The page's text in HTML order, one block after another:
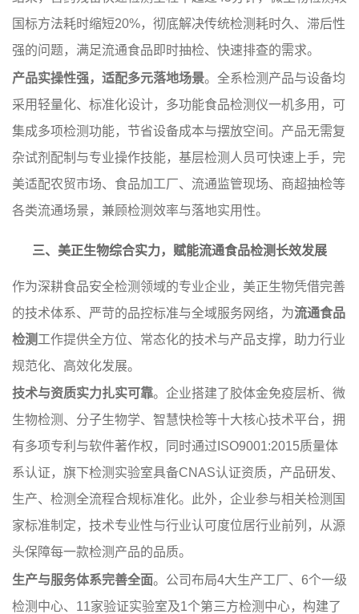
国标方法耗时缩短20%，彻底解决传统检测耗时久、滞后性
强的问题，满足流通食品即时抽检、快速排查的需求。
产品实操性强，适配多元落地场景。全系检测产品与设备均
采用轻量化、标准化设计，多功能食品检测仪一机多用，可
集成多项检测功能，节省设备成本与摆放空间。产品无需复
杂试剂配制与专业操作技能，基层检测人员可快速上手，完
美适配农贸市场、食品加工厂、流通监管现场、商超抽检等
各类流通场景，兼顾检测效率与落地实用性。
三、美正生物综合实力，赋能流通食品检测长效发展
作为深耕食品安全检测领域的专业企业，美正生物凭借完善
的技术体系、严苛的品控标准与全域服务网络，为流通食品
检测工作提供全方位、常态化的技术与产品支撑，助力行业
规范化、高效化发展。
技术与资质实力扎实可靠。企业搭建了胶体金免疫层析、微
生物检测、分子生物学、智慧快检等十大核心技术平台，拥
有多项专利与软件著作权，同时通过ISO9001:2015质量体
系认证，旗下检测实验室具备CNAS认证资质，产品研发、
生产、检测全流程合规标准化。此外，企业参与相关检测国
家标准制定，技术专业性与行业认可度位居行业前列，从源
头保障每一款检测产品的品质。
生产与服务体系完善全面。公司布局4大生产工厂、6个一级
检测中心、11家验证实验室及1个第三方检测中心，构建了